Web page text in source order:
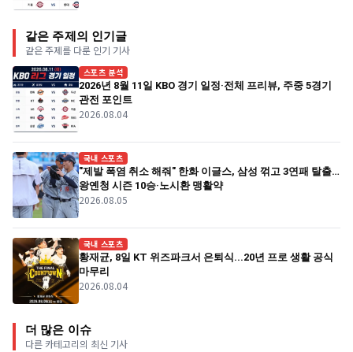
같은 주제의 인기글
같은 주제를 다룬 인기 기사
스포츠 분석
2026년 8월 11일 KBO 경기 일정·전체 프리뷰, 주중 5경기
관전 포인트
2026.08.04
국내 스포츠
"제발 폭염 취소 해줘" 한화 이글스, 삼성 꺾고 3연패 탈출…
왕옌청 시즌 10승·노시환 맹활약
2026.08.05
국내 스포츠
황재균, 8일 KT 위즈파크서 은퇴식...20년 프로 생활 공식
마무리
2026.08.04
더 많은 이슈
다른 카테고리의 최신 기사